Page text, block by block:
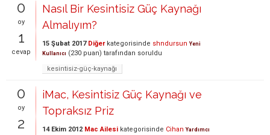
0
oy
1
cevap
Nasıl Bir Kesintisiz Güç Kaynağı
Almalıyım?
15 Şubat 2017 Diğerkategorisinde shndursun Yeni
Kullanıcı (230 puan) tarafından soruldu
kesintisiz-güç-kaynağı
0
oy
2
iMac, Kesintisiz Güç Kaynağı ve
Topraksız Priz
14 Ekim 2012 Mac Ailesi kategorisinde Cihan Yardımcı